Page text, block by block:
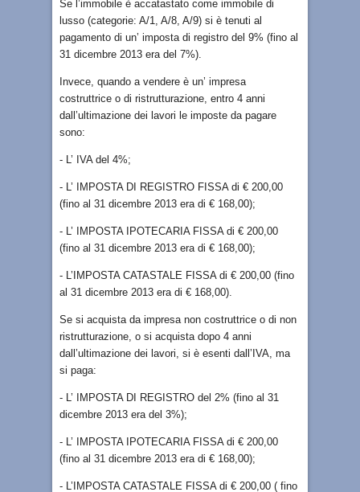
Se l’immobile è accatastato come immobile di
lusso (categorie: A/1, A/8, A/9) si è tenuti al
pagamento di un’ imposta di registro del 9% (fino al
31 dicembre 2013 era del 7%).
Invece, quando a vendere è un’ impresa
costruttrice o di ristrutturazione, entro 4 anni
dall’ultimazione dei lavori le imposte da pagare
sono:
- L’ IVA del 4%;
- L’ IMPOSTA DI REGISTRO FISSA di € 200,00
(fino al 31 dicembre 2013 era di € 168,00);
- L’ IMPOSTA IPOTECARIA FISSA di € 200,00
(fino al 31 dicembre 2013 era di € 168,00);
- L’IMPOSTA CATASTALE FISSA di € 200,00 (fino
al 31 dicembre 2013 era di € 168,00).
Se si acquista da impresa non costruttrice o di non
ristrutturazione, o si acquista dopo 4 anni
dall’ultimazione dei lavori, si è esenti dall’IVA, ma
si paga:
- L’ IMPOSTA DI REGISTRO del 2% (fino al 31
dicembre 2013 era del 3%);
- L’ IMPOSTA IPOTECARIA FISSA di € 200,00
(fino al 31 dicembre 2013 era di € 168,00);
- L’IMPOSTA CATASTALE FISSA di € 200,00 ( fino